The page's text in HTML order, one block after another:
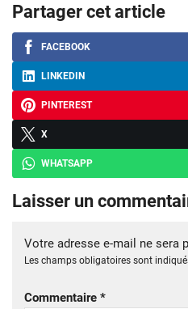
Partager cet article
FACEBOOK
LINKEDIN
PINTEREST
X
WHATSAPP
Laisser un
Votre adresse e-mail ne sera
Les champs obligatoires sont
Commentaire *